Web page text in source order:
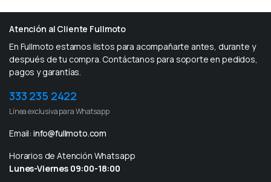
Atención al Cliente Fullmoto
En Fullmoto estamos listos para acompañarte antes, durante y
después de tu compra. Contáctanos para soporte en pedidos,
pagos y garantías.
333 235 2422
Línea exclusiva para Whatsapp
Email: info@fullmoto.com
Horarios de Atención Whatsapp
Lunes-Viernes 09:00-18:00